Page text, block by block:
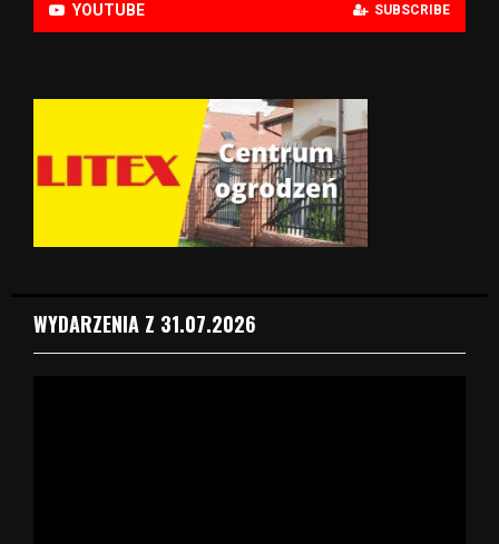
YOUTUBE SUBSCRIBE
WYDARZENIA Z 31.07.2026